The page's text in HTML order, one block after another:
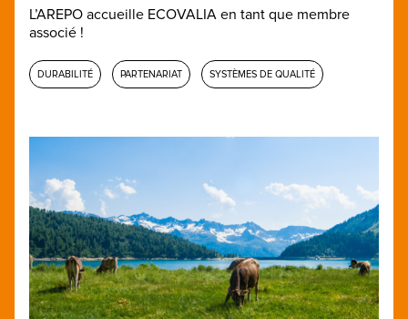
L’AREPO accueille ECOVALIA en tant que membre
associé !
DURABILITÉ PARTENARIAT SYSTÈMES DE QUALITÉ